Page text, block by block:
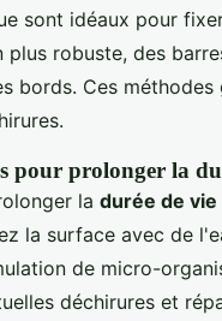
sont idéaux pour
plus robuste, des
bords. Ces
pour prolonger la
la durée de vie
la surface avec de
de micro-
déchirures et